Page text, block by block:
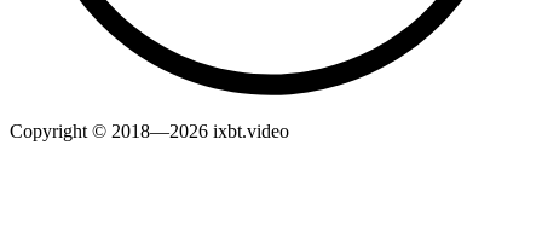
Copyright © 2018—2026 ixbt.video